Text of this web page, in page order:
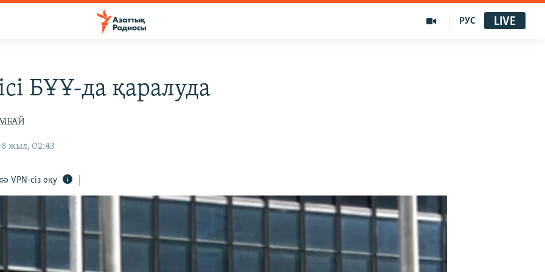
РУС LIVE
БҰҰ-да қаралуда
жыл, 02:43
VPN-сіз оқу